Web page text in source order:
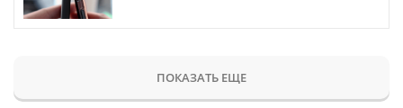
ПОКАЗАТЬ ЕЩЕ